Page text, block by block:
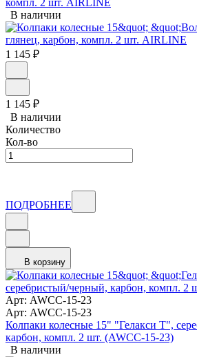
компл. 2 шт. AIRLINE
В наличии
1 145 ₽
1 145 ₽
В наличии
Количество
Кол-во
ПОДРОБНЕЕ
В корзину
Арт: AWCC-15-23
Арт: AWCC-15-23
Колпаки колесные 15" "Гелакси Т",
карбон, компл. 2 шт. (AWCC-15-23)
В наличии